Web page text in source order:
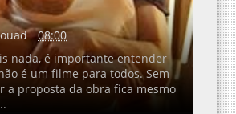
08:00
nada, é importante entender
é um filme para todos. Sem
a proposta da obra fica mesmo